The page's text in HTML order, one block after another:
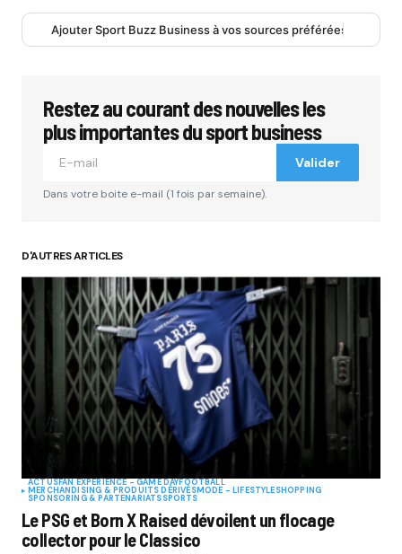
Ajouter Sport Buzz Business à vos sources préférées
Restez au courant des nouvelles les
plus importantes du sport business
Valider
Dans votre boite e-mail (1 fois par semaine).
D'AUTRES ARTICLES
ACTUSFAN EXPERIENCE - GAME DAYFOOTBALL
MERCHANDISING & PRODUITS DÉRIVÉSMODE - LIFESTYLESHOPPING
SPONSORING & PARTENARIATSSPORTS
Le PSG et Born X Raised dévoilent un flocage
collector pour le Classico